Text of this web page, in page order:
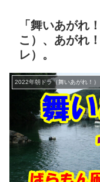
「舞いあがれ
こ）、あがれ
レ）。
2022年朝ドラ（舞いあがれ！）